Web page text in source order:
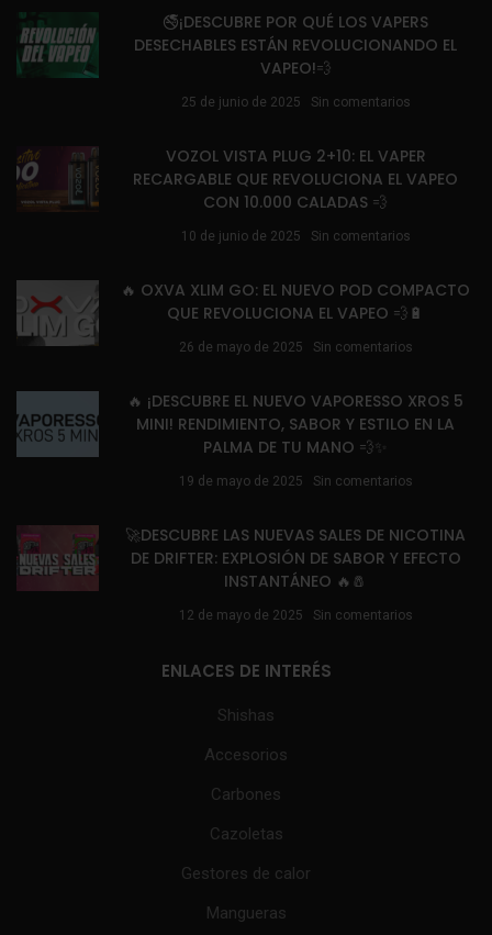
🚭¡DESCUBRE POR QUÉ LOS VAPERS
DESECHABLES ESTÁN REVOLUCIONANDO EL
VAPEO!💨
25 de junio de 2025 Sin comentarios
VOZOL VISTA PLUG 2+10: EL VAPER
RECARGABLE QUE REVOLUCIONA EL VAPEO
CON 10.000 CALADAS 💨
10 de junio de 2025 Sin comentarios
🔥 OXVA XLIM GO: EL NUEVO POD COMPACTO
QUE REVOLUCIONA EL VAPEO 💨🔋
26 de mayo de 2025 Sin comentarios
🔥 ¡DESCUBRE EL NUEVO VAPORESSO XROS 5
MINI! RENDIMIENTO, SABOR Y ESTILO EN LA
PALMA DE TU MANO 💨✨
19 de mayo de 2025 Sin comentarios
🚀DESCUBRE LAS NUEVAS SALES DE NICOTINA
DE DRIFTER: EXPLOSIÓN DE SABOR Y EFECTO
INSTANTÁNEO 🔥🧂
12 de mayo de 2025 Sin comentarios
ENLACES DE INTERÉS
Shishas
Accesorios
Carbones
Cazoletas
Gestores de calor
Mangueras